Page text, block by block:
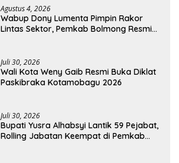
Agustus 4, 2026
Wabup Dony Lumenta Pimpin Rakor
Lintas Sektor, Pemkab Bolmong Resmi
Juli 30, 2026
Wali Kota Weny Gaib Resmi Buka Diklat
Paskibraka Kotamobagu 2026
Juli 30, 2026
Bupati Yusra Alhabsyi Lantik 59 Pejabat,
Rolling Jabatan Keempat di Pemkab